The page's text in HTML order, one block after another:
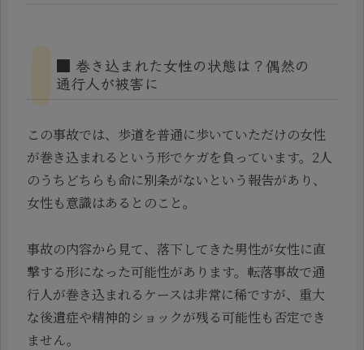
■ 巻き込まれた女性の状態は？偶然の
通行人が被害に
この事故では、歩道を普通に歩いていただけの女性
が巻き込まれるという形でケガを負っています。2人
のうちどちらも命に別条がないという報告があり、
女性も意識はあるとのこと。
事故の内容から見て、落下してきた男性が女性に直
撃する形になった可能性があります。転落事故で通
行人が巻き込まれるケースは非常に稀ですが、重大
な後遺症や精神的ショックが残る可能性も否定でき
ません。